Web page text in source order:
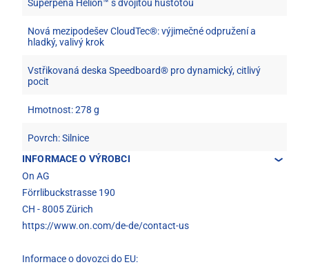
Superpěna Helion™ s dvojitou hustotou
Nová mezipodešev CloudTec®: výjimečné odpružení a
hladký, valivý krok
Vstřikovaná deska Speedboard® pro dynamický, citlivý
pocit
Hmotnost: 278 g
Povrch: Silnice
INFORMACE O VÝROBCI
On AG
Förrlibuckstrasse 190
CH - 8005 Zürich
https://www.on.com/de-de/contact-us
Informace o dovozci do EU: